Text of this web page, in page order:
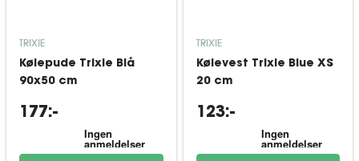
TRIXIE
Kølepude Trixie Blå
90x50 cm
177:-
TRIXIE
Kølevest Trixie Blue XS
20 cm
123:-